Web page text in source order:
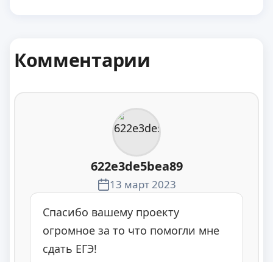
Комментарии
622e3de5bea89
13 март 2023
Спасибо вашему проекту
огромное за то что помогли мне
сдать ЕГЭ!